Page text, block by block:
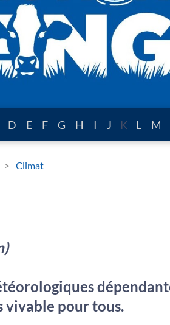
D E F G H I J K L M
Climat
vivable pour tous.